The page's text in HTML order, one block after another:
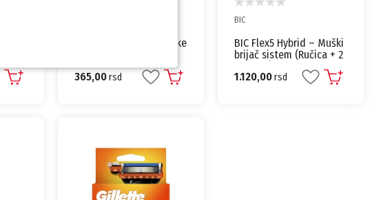
BIC Flex5 Hybrid – Muške
365,00rsd
BIC
BIC Flex5 Hybrid – Muški
brijač sistem (Ručica + 2
1.120,00rsd